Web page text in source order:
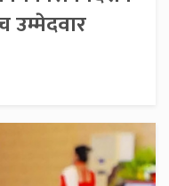
उम्मेदवार